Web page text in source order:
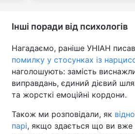
Інші поради від психологів
Нагадаємо, раніше УНІАН
помилку у стосунках із
наголошують: замість
виправдань, єдиний дієвий
та жорсткі емоційні кордони.
Також ми розповідали, як
парі, якщо здається що ви вже